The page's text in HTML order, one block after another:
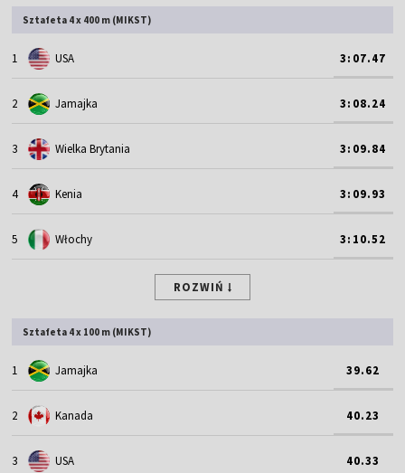
Sztafeta 4 x 400 m (MIKST)
1 USA 3:07.47
2 Jamajka 3:08.24
3 Wielka Brytania 3:09.84
4 Kenia 3:09.93
5 Włochy 3:10.52
ROZWIŃ
Sztafeta 4 x 100 m (MIKST)
1 Jamajka 39.62
2 Kanada 40.23
3 USA 40.33